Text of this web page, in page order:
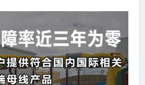
士 咨询了报价 7分钟前
生 咨询了报价 7分钟前
生 咨询了报价10分钟前
生 咨询了报价1秒前